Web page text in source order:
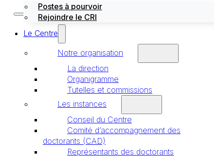
Postes à pourvoir
Rejoindre le CRI
Le Centre
Notre organisation
La direction
Organigramme
Tutelles et commissions
Les instances
Conseil du Centre
Comité d’accompagnement des
doctorants (CAD)
Représentants des doctorants